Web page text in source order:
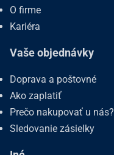
O firme
Kariéra
Vaše objednávky
Doprava a poštovné
Ako zaplatiť
Prečo nakupovať u nás?
Sledovanie zásielky